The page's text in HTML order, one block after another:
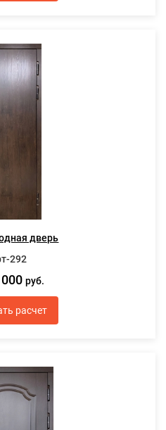
дверь
292
000руб.
расчет